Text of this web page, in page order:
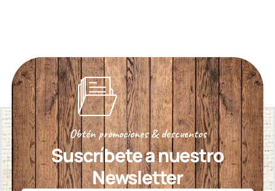
Obtén promociones & descuentos
Suscríbete a nuestro
Newsletter